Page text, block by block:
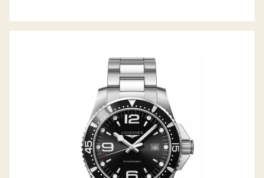
HYDROCONQUEST